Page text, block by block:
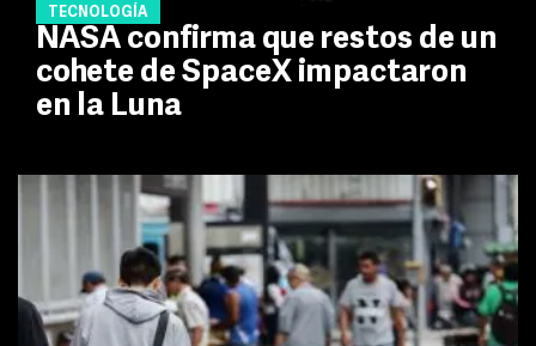
TECNOLOGÍA
NASA confirma que restos de un
cohete de SpaceX impactaron
en la Luna